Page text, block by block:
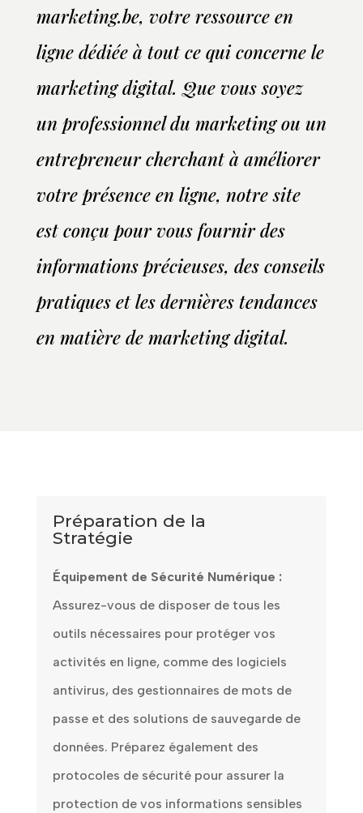
marketing.be, votre ressource en
ligne dédiée à tout ce qui concerne le
marketing digital. Que vous soyez
un professionnel du marketing ou un
entrepreneur cherchant à améliorer
votre présence en ligne, notre site
est conçu pour vous fournir des
informations précieuses, des conseils
pratiques et les dernières tendances
en matière de marketing digital.
Préparation de la
Stratégie
Équipement de Sécurité Numérique :
Assurez-vous de disposer de tous les
outils nécessaires pour protéger vos
activités en ligne, comme des logiciels
antivirus, des gestionnaires de mots de
passe et des solutions de sauvegarde de
données. Préparez également des
protocoles de sécurité pour assurer la
protection de vos informations sensibles